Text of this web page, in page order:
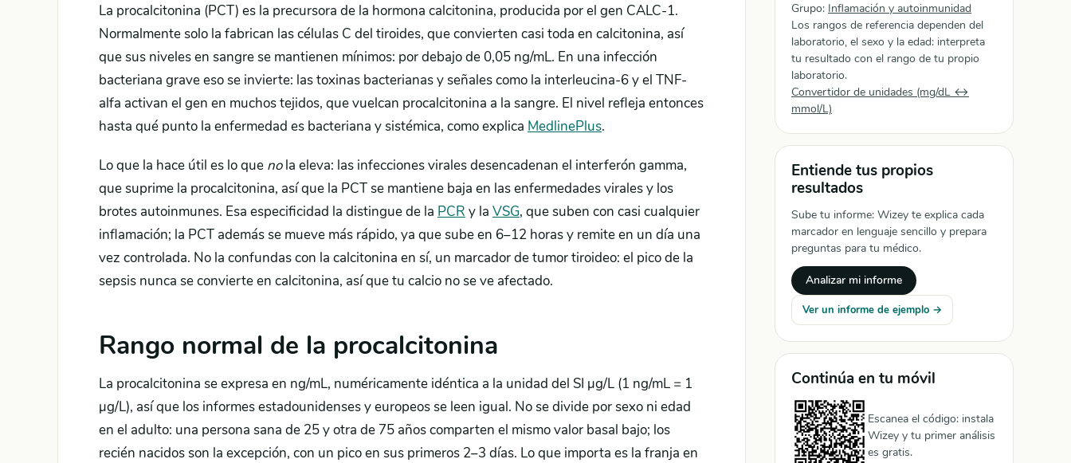
La procalcitonina (PCT) es la precursora de la hormona calcitonina, producida por el gen CALC-1.
Normalmente solo la fabrican las células C del tiroides, que convierten casi toda en calcitonina, así
que sus niveles en sangre se mantienen mínimos: por debajo de 0,05 ng/mL. En una infección
bacteriana grave eso se invierte: las toxinas bacterianas y señales como la interleucina-6 y el TNF-
alfa activan el gen en muchos tejidos, que vuelcan procalcitonina a la sangre. El nivel refleja entonces
hasta qué punto la enfermedad es bacteriana y sistémica, como explica MedlinePlus.
Lo que la hace útil es lo que nola eleva: las infecciones virales desencadenan el interferón gamma,
que suprime la procalcitonina, así que la PCT se mantiene baja en las enfermedades virales y los
brotes autoinmunes. Esa especificidad la distingue de la PCR y la VSG, que suben con casi cualquier
inflamación; la PCT además se mueve más rápido, ya que sube en 6–12 horas y remite en un día una
vez controlada. No la confundas con la calcitonina en sí, un marcador de tumor tiroideo: el pico de la
sepsis nunca se convierte en calcitonina, así que tu calcio no se ve afectado.
Rango normal de la procalcitonina
La procalcitonina se expresa en ng/mL, numéricamente idéntica a la unidad del SI µg/L (1 ng/mL = 1
µg/L), así que los informes estadounidenses y europeos se leen igual. No se divide por sexo ni edad
en el adulto: una persona sana de 25 y otra de 75 años comparten el mismo valor basal bajo; los
recién nacidos son la excepción, con un pico en sus primeros 2–3 días. Lo que importa es la franja en
Grupo: Inflamación y autoinmunidad
Los rangos de referencia dependen del
laboratorio, el sexo y la edad: interpreta
tu resultado con el rango de tu propio
laboratorio.
Convertidor de unidades (mg/dL ↔
mmol/L)
Entiende tus propios
resultados
Sube tu informe: Wizey te explica cada
marcador en lenguaje sencillo y prepara
preguntas para tu médico.
Analizar mi informe
Ver un informe de ejemplo →
Continúa en tu móvil
Escanea el código: instala
Wizey y tu primer análisis
es gratis.